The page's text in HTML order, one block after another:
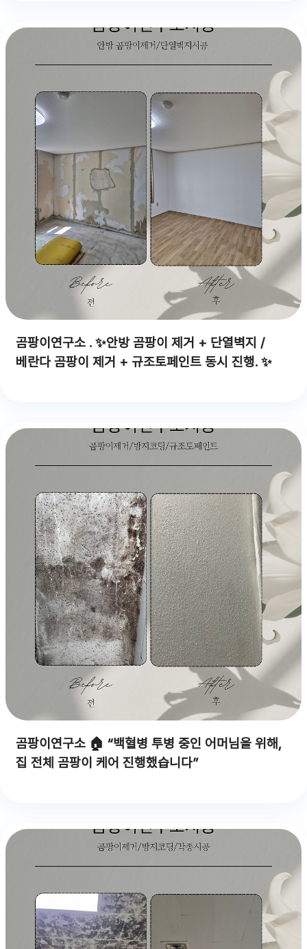
곰팡이연구소 . ✨안방 곰팡이 제거 + 단열벽지 /
베란다 곰팡이 제거 + 규조토페인트 동시 진행. ✨
곰팡이연구소 🏠 “백혈병 투병 중인 어머님을 위해,
집 전체 곰팡이 케어 진행했습니다”